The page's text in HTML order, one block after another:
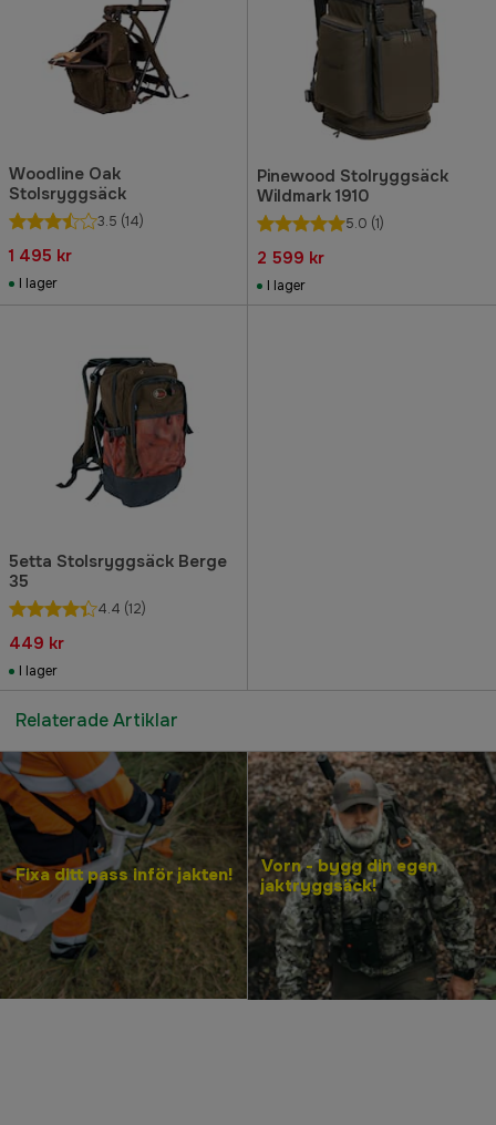
Woodline Oak
Stolsryggsäck
3.5 (14)
1 495 kr
I lager
Pinewood Stolryggsäck
Wildmark 1910
5.0 (1)
2 599 kr
I lager
5etta Stolsryggsäck Berge
35
4.4 (12)
449 kr
I lager
Relaterade Artiklar
Fixa ditt pass inför jakten!
Vorn - bygg din egen
jaktryggsäck!